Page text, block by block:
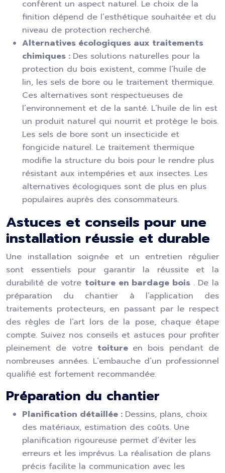
confèrent un aspect naturel. Le choix de la
finition dépend de l’esthétique souhaitée et du
niveau de protection recherché.
Alternatives écologiques aux traitements
chimiques : Des solutions naturelles pour la
protection du bois existent, comme l’huile de
lin, les sels de bore ou le traitement thermique.
Ces alternatives sont respectueuses de
l’environnement et de la santé. L’huile de lin est
un produit naturel qui nourrit et protège le bois.
Les sels de bore sont un insecticide et
fongicide naturel. Le traitement thermique
modifie la structure du bois pour le rendre plus
résistant aux intempéries et aux insectes. Les
alternatives écologiques sont de plus en plus
populaires auprès des consommateurs.
Astuces et conseils pour une
installation réussie et durable
Une installation soignée et un entretien régulier
sont essentiels pour garantir la réussite et la
durabilité de votre toiture en bardage bois . De la
préparation du chantier à l’application des
traitements protecteurs, en passant par le respect
des règles de l’art lors de la pose, chaque étape
compte. Suivez nos conseils et astuces pour profiter
pleinement de votre toiture en bois pendant de
nombreuses années. L’embauche d’un professionnel
qualifié est fortement recommandée.
Préparation du chantier
Planification détaillée : Dessins, plans, choix
des matériaux, estimation des coûts. Une
planification rigoureuse permet d’éviter les
erreurs et les imprévus. La réalisation de plans
précis facilite la communication avec les